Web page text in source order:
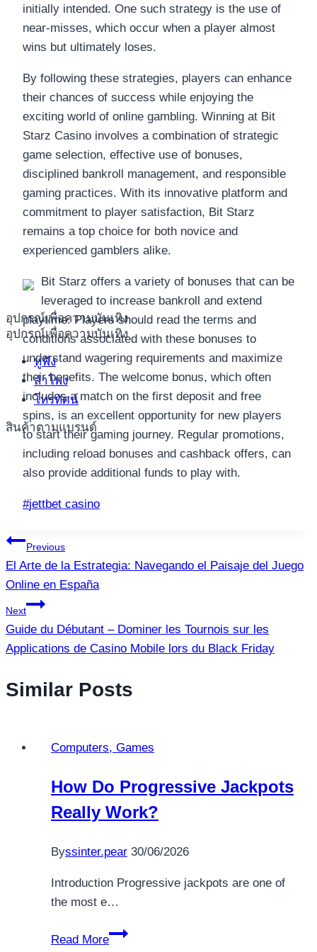
อุปกรณ์เพื่อความบันเทิง
อุปกรณ์เพื่อความบันเทิง
หูฟัง
ลำโพง
โทรทัศน์
สินค้าตามแบรนด์
initially intended. One such strategy is the use of
near-misses, which occur when a player almost
wins but ultimately loses.
By following these strategies, players can enhance
their chances of success while enjoying the
exciting world of online gambling. Winning at Bit
Starz Casino involves a combination of strategic
game selection, effective use of bonuses,
disciplined bankroll management, and responsible
gaming practices. With its innovative platform and
commitment to player satisfaction, Bit Starz
remains a top choice for both novice and
experienced gamblers alike.
Bit Starz offers a variety of bonuses that can be
leveraged to increase bankroll and extend
playtime. Players should read the terms and
conditions associated with these bonuses to
understand wagering requirements and maximize
their benefits. The welcome bonus, which often
includes a match on the first deposit and free
spins, is an excellent opportunity for new players
to start their gaming journey. Regular promotions,
including reload bonuses and cashback offers, can
also provide additional funds to play with.
Post
#jettbet casino
แนะแนว
เรื่อง
Previous
El Arte de la Estrategia: Navegando el Paisaje del Juego
Online en España
Next
Guide du Débutant – Dominer les Tournois sur les
Applications de Casino Mobile lors du Black Friday
Similar Posts
Computers, Games
How Do Progressive Jackpots
Really Work?
Byssinter.pear 30/06/2026
Introduction Progressive jackpots are one of
the most e…
Read More
How